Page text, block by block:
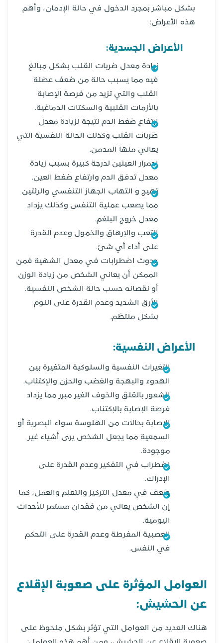
بشكل مباشر بمجرد الدخول في حالة الإدمان، وأهم
هذه الأعراض:
الأعراض الجسدية:
زيادة معدل ضربات القلب بشكل مبالغ
فيه مما يسبب حالة من ضعف عضلة
القلب والتي تزيد من فرصة الإصابة
بالأزمات القلبية والسكتات الدماغية.
ارتفاع ضغط الدم نتيجة لزيادة معدل
ضربات القلب وكذلك الحالة النفسية التي
يعاني منها المدمن.
إحمرار العينين لدرجة كبيرة بسبب زيادة
معدل تدفق الدم وارتفاع ضغط العين.
تهيج و التهاب الجهاز التنفسي والرئتين
مما يصعب عملية التنفس وكذلك يزداد
معدل خروج البلغم.
التعب والإرهاق والخمول وعدم القدرة
على أداء أي شئ.
حدوث اضطرابات في معدل الشهية فمن
الممكن أن يعاني الشخص من زيادة الوزن
أو نقصانه حسب حالة الشخص النفسية.
الأرق الشديد وعدم القدرة على النوم
بشكل منتظم.
الأعراض النفسية:
التغيرات النفسية والسلوكية المتغيرة بين
الهدوء والبهجة والغضب والحزن والإكتئاب.
الشعور بالقلق والخوف الغير مبرر مما يزداد
فرصة الإصابة بالإكتئاب.
الإصابة بحالات من الهلوسة سواء البصرية أو
السمعية مما يجعل الشخص يرى أشياء غير
موجودة.
اضطراب في التفكير وعدم القدرة على
الإدراك.
ضعف في معدل التركيز والتعلم والعمل، كما
إن الشخص يعاني من فقدان مستمر للأحداث
اليومية.
العصبية المفرطة وعدم القدرة على التحكم
في النفس.
العوامل المؤثرة على صعوبة الإقلاع
عن الحشيش:
هناك العديد من العوامل التي تؤثر بشكل ملحوظ على